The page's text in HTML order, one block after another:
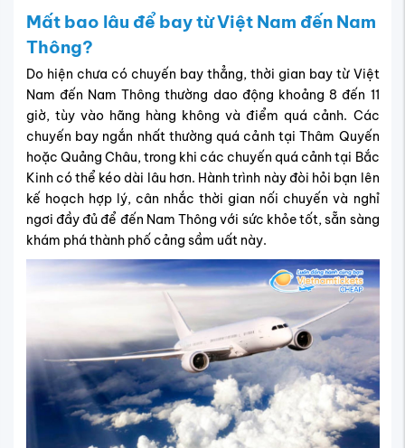
Mất bao lâu để bay từ Việt Nam đến Nam
Thông?
Do hiện chưa có chuyến bay thẳng, thời gian bay từ Việt
Nam đến Nam Thông thường dao động khoảng8 đến 11
giờ, tùy vào hãng hàng không và điểm quá cảnh. Các
chuyến bay ngắn nhất thường quá cảnh tại Thâm Quyến
hoặc Quảng Châu, trong khi các chuyến quá cảnh tại Bắc
Kinh có thể kéo dài lâu hơn. Hành trình này đòi hỏi bạn lên
kế hoạch hợp lý, cân nhắc thời gian nối chuyến và nghỉ
ngơi đầy đủ để đến Nam Thông với sức khỏe tốt, sẵn sàng
khám phá thành phố cảng sầm uất này.